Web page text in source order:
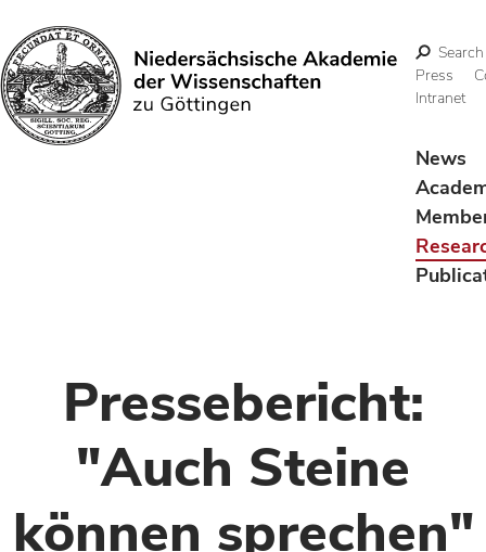
Search
Search
Press
Intranet
News
Pressebericht:
"Auch Steine
können sprechen"